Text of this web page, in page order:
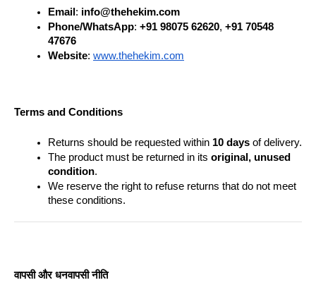
Email : info@thehekim.com
Phone/WhatsApp: +91 98075 62620, +91 70548
47676
Website: www.thehekim.com
Terms and Conditions
Returns should be requested within 10 days of delivery.
The product must be returned in its original, unused
condition.
We reserve the right to refuse returns that do not meet
these conditions.
वापसी और धनवापसी नीति